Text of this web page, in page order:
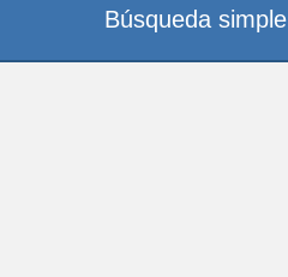
Búsqueda simple